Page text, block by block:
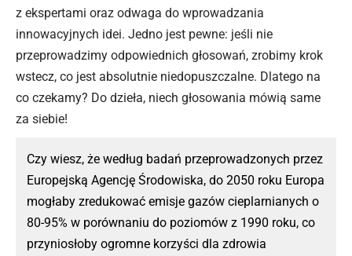
z ekspertami oraz odwaga do wprowadzania
innowacyjnych idei. Jedno jest pewne: jeśli nie
przeprowadzimy odpowiednich głosowań, zrobimy krok
wstecz, co jest absolutnie niedopuszczalne. Dlatego na
co czekamy? Do dzieła, niech głosowania mówią same
za siebie!
Czy wiesz, że według badań przeprowadzonych przez
Europejską Agencję Środowiska, do 2050 roku Europa
mogłaby zredukować emisje gazów cieplarnianych o
80-95% w porównaniu do poziomów z 1990 roku, co
przyniosłoby ogromne korzyści dla zdrowia